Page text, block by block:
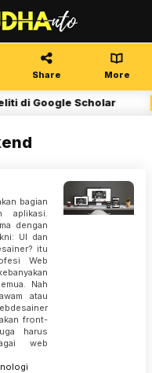
Share More
di Google Scholar
bagian
aplikasi.
dengan
UI dan
itu
Web
Nah
atau
front-
harus
web